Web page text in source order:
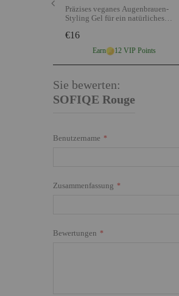
Präzises veganes Augenbrauen-
Styling Gel für ein natürliches
definierte Augenbrauen mit
flexiblem Halt den ganzen Tag über
Anzeigen SOFIQE Augenbrauen
Stylinggel
€16
Earn 12 VIP Points
Sie bewerten:
SOFIQE Rouge
Benutzername
Zusammenfassung
Bewertungen